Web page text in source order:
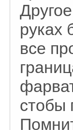
руках
все
стобы